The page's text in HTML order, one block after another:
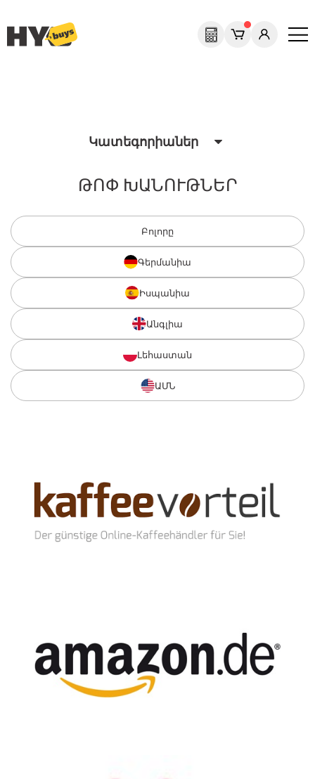
Կատեգորիաներ
ԹՈՓ ԽԱՆՈՒԹՆԵՐ
Բոլորը
Գերմանիա
Իսպանիա
Անգլիա
Լեհաստան
ԱՄՆ